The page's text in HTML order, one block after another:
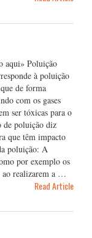
aqui» Poluição
à poluição
de forma
com os gases
ser tóxicas para o
de poluição diz
que têm impacto
poluição: A
por exemplo os
ao realizarem a …
Read Article